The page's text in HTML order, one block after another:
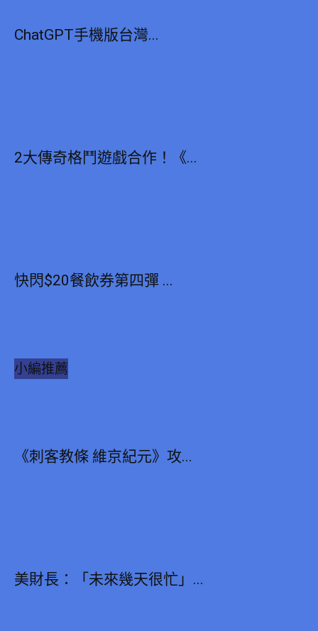
ChatGPT手機版台灣...
2大傳奇格鬥遊戲合作！《...
快閃$20餐飲券第四彈 ...
小編推薦
《刺客教條 維京紀元》攻...
美財長：「未來幾天很忙」...